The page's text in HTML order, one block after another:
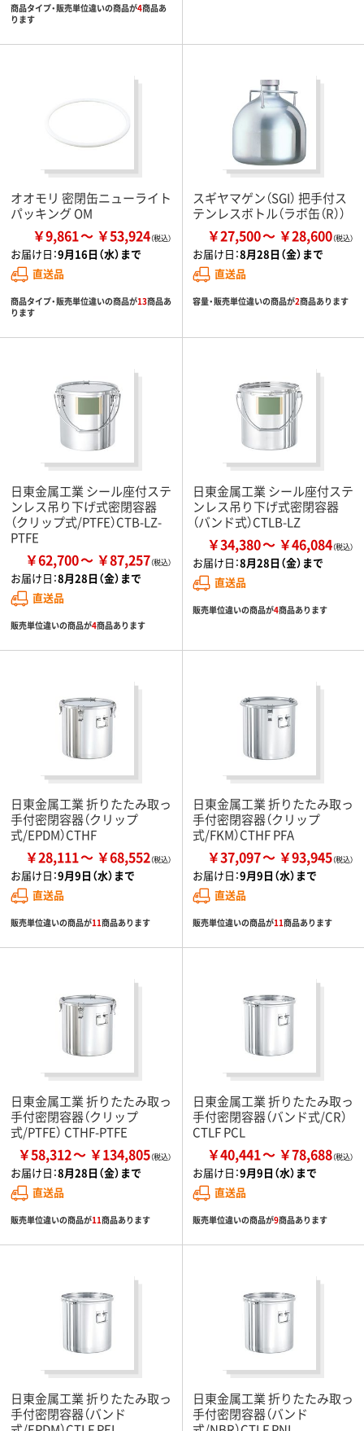
商品タイプ・販売単位違いの商品が4商品あ
ります
オオモリ 密閉缶ニューライト
パッキング OM
￥9,861 ￥53,924
お届け日：9月16日（水）まで
直送品
商品タイプ・販売単位違いの商品が13商品あ
ります
スギヤマゲン（SGI） 把手付ス
テンレスボトル（ラボ缶（R））
￥27,500 ￥28,600
お届け日：8月28日（金）まで
直送品
容量・販売単位違いの商品が2商品あります
日東金属工業 シール座付ステ
ンレス吊り下げ式密閉容器
（クリップ式/PTFE）CTB-LZ-
PTFE
￥62,700 ￥87,257
お届け日：8月28日（金）まで
直送品
販売単位違いの商品が4商品あります
日東金属工業 シール座付ステ
ンレス吊り下げ式密閉容器
（バンド式）CTLB-LZ
￥34,380 ￥46,084
お届け日：8月28日（金）まで
直送品
販売単位違いの商品が4商品あります
日東金属工業 折りたたみ取っ
手付密閉容器（クリップ
式/EPDM）CTHF
￥28,111 ￥68,552
お届け日：9月9日（水）まで
直送品
販売単位違いの商品が11商品あります
日東金属工業 折りたたみ取っ
手付密閉容器（クリップ
式/FKM）CTHF PFA
￥37,097 ￥93,945
お届け日：9月9日（水）まで
直送品
販売単位違いの商品が11商品あります
日東金属工業 折りたたみ取っ
手付密閉容器（クリップ
式/PTFE） CTHF-PTFE
￥58,312 ￥134,805
お届け日：8月28日（金）まで
直送品
販売単位違いの商品が11商品あります
日東金属工業 折りたたみ取っ
手付密閉容器（バンド式/CR）
CTLF PCL
￥40,441 ￥78,688
お届け日：9月9日（水）まで
直送品
販売単位違いの商品が9商品あります
日東金属工業 折りたたみ取っ
手付密閉容器（バンド
日東金属工業 折りたたみ取っ
手付密閉容器（バンド